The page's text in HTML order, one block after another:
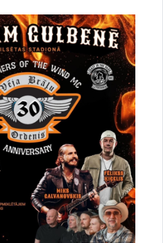
pētniecības darbu izstrādā vairāki
balvas summu sadala uz
gan Vidzemes reģiona
darbu konferencē, gan
pētniecības darbu konferencē,
nosaka pēc rezultāta valsts
vairākas godalgotās vietas, naudas
izmaksā noteikumos noteikto
pētniecības darbu vadītāju
olimpiādēm un